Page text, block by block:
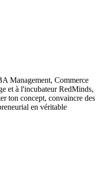
Management, Commerce
et à l'incubateur RedMinds,
ton concept, convaincre des
en véritable